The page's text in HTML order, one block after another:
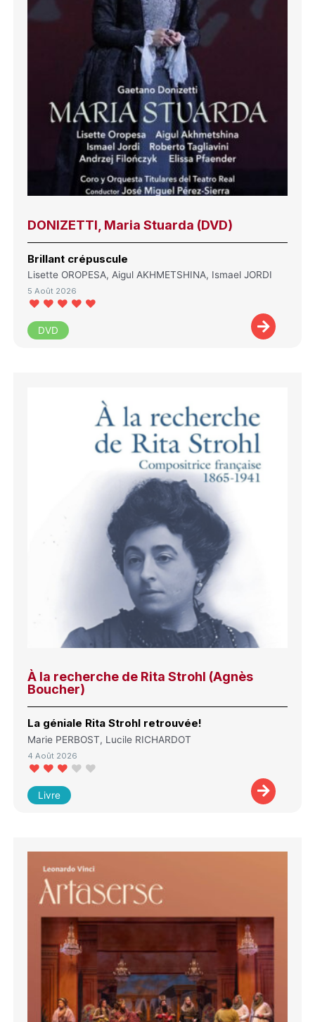
DONIZETTI, Maria Stuarda (DVD)
Brillant crépuscule
Lisette OROPESA, Aigul AKHMETSHINA, Ismael JORDI
5 Août 2026
DVD
À la recherche de Rita Strohl (Agnès
Boucher)
La géniale Rita Strohl retrouvée!
Marie PERBOST, Lucile RICHARDOT
4 Août 2026
Livre